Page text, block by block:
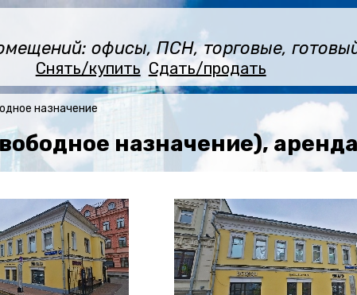
офисы, ПСН, торговые,
Снять/купить Сдать/продать
назначение
назначение), аренда